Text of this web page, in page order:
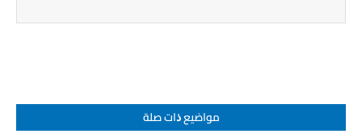
مواضيع ﺫات صلة